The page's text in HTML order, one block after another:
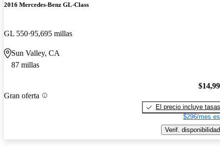
2016 Mercedes-Benz GL-Class
GL 550 95,695 millas
Sun Valley, CA
87 millas
Gran oferta
El precio incluye tasas
$296/mes
Verif. disponibilidad